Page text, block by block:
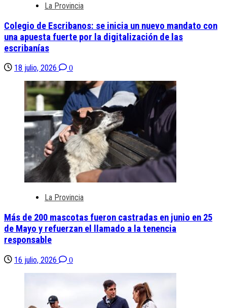
La Provincia
Colegio de Escribanos: se inicia un nuevo mandato con
una apuesta fuerte por la digitalización de las
escribanías
18 julio, 2026 0
La Provincia
Más de 200 mascotas fueron castradas en junio en 25
de Mayo y refuerzan el llamado a la tenencia
responsable
16 julio, 2026 0